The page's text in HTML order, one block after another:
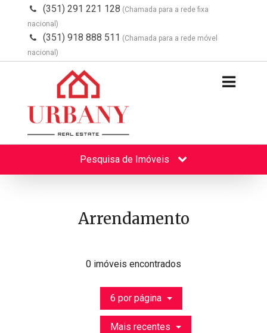
(351) 291 221 128 (Chamada para a rede fixa
nacional)
(351) 918 888 511 (Chamada para a rede móvel
nacional)
Pesquisa de Imóveis
Arrendamento
0 imóveis encontrados
6 por página
Mais recentes